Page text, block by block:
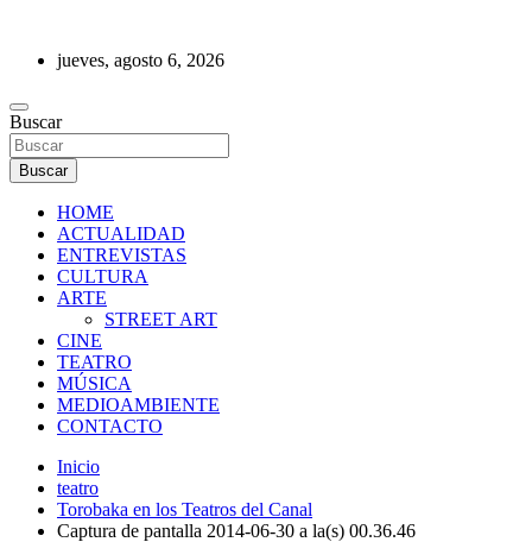
contenidojueves, agosto 6, 2026
REVISTA DE PRENSA
Buscar
Buscar
HOME
ACTUALIDAD
ENTREVISTAS
CULTURA
ARTE
STREET ART
CINE
TEATRO
MÚSICA
MEDIOAMBIENTE
CONTACTO
Inicio
teatro
Torobaka en los Teatros del Canal
Captura de pantalla 2014-06-30 a la(s) 00.36.46